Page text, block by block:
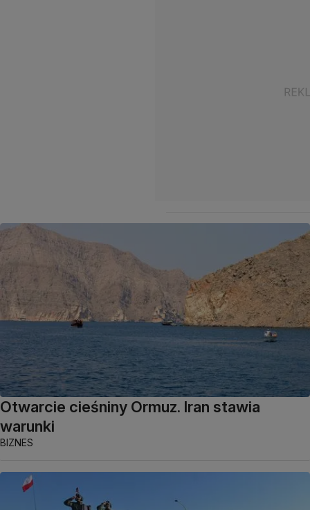
Otwarcie cieśniny Ormuz. Iran stawia
warunki
BIZNES